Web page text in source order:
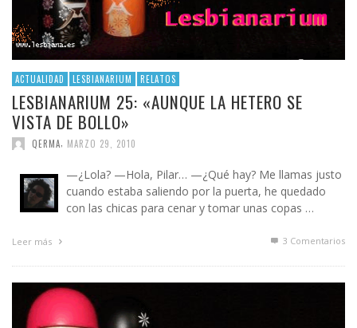
ACTUALIDAD LESBIANARIUM RELATOS
LESBIANARIUM 25: «AUNQUE LA HETERO SE
VISTA DE BOLLO»
QERMA MARZO 29, 2010
—¿Lola? —Hola, Pilar… —¿Qué hay? Me llamas justo
cuando estaba saliendo por la puerta, he quedado
con las chicas para cenar y tomar unas copas …
Leer más 3 Comentarios